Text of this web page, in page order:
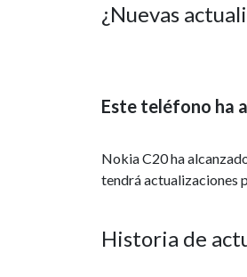
¿Nuevas
Este teléfono ha
Nokia C20 ha
tendrá actualizaciones
Historia de